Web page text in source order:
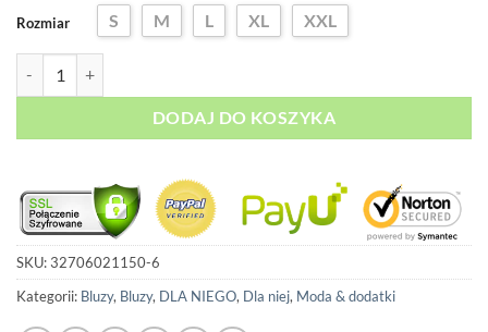
Rozmiar S M L XL XXL
DODAJ DO KOSZYKA
SKU:32706021150-6
Kategorii: Bluzy, Bluzy, DLA NIEGO, Dla niej, Moda & dodatki